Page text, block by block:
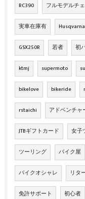
RC390 フルモデルチ
実車在庫有 Husqvarna
GSX250R 若者 初
ktmj supermoto
bikelove bikeride
rstaichi アドベンチャ
JTBギフトカード 女子
ツーリング バイク屋
バイクオシャレ リタ
免許サポート 初心者